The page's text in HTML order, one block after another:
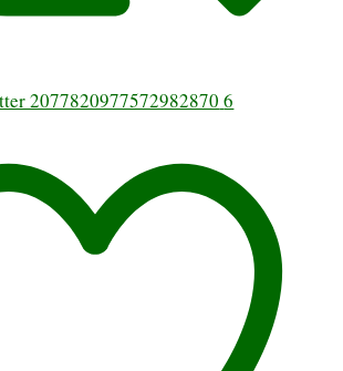
2077820977572982870 6